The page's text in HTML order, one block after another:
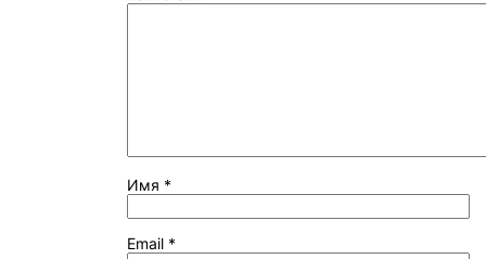
Имя *
Email *